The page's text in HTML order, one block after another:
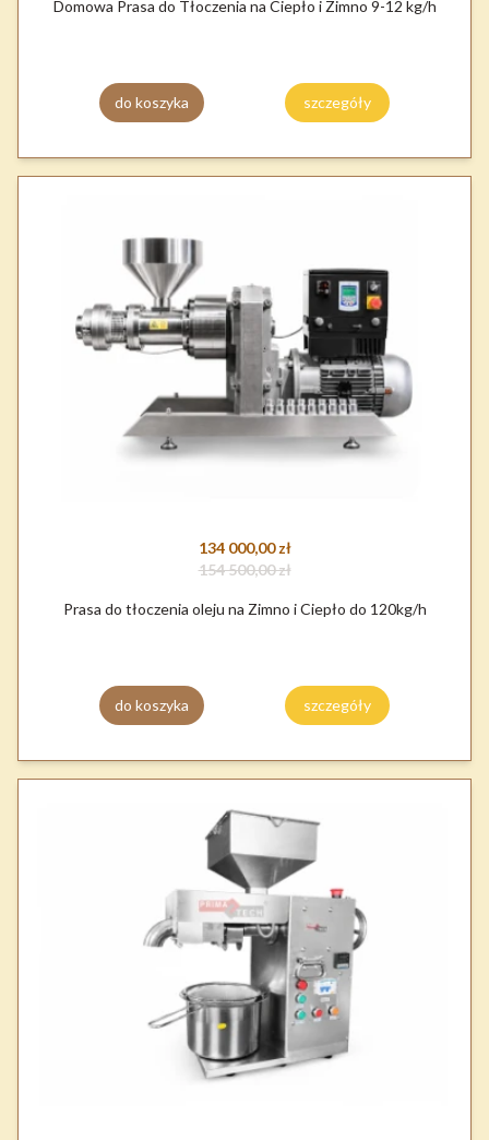
Domowa Prasa do Tłoczenia na Ciepło i Zimno 9-12 kg/h
do koszyka szczegóły
134 000,00 zł
154 500,00 zł
Prasa do tłoczenia oleju na Zimno i Ciepło do 120kg/h
do koszyka szczegóły